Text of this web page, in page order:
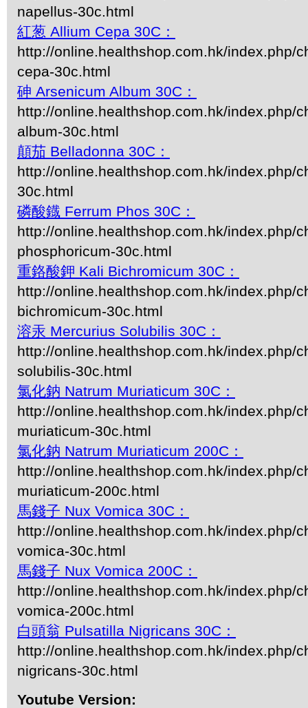
napellus-30c.html
紅葱 Allium Cepa 30C：
http://online.healthshop.com.hk/index.php/
cepa-30c.html
砷 Arsenicum Album 30C：
http://online.healthshop.com.hk/index.php/
album-30c.html
顛茄 Belladonna 30C：
http://online.healthshop.com.hk/index.php/
30c.html
磷酸鐡 Ferrum Phos 30C：
http://online.healthshop.com.hk/index.php/
phosphoricum-30c.html
重鉻酸鉀 Kali Bichromicum 30C：
http://online.healthshop.com.hk/index.php/
bichromicum-30c.html
溶汞 Mercurius Solubilis 30C：
http://online.healthshop.com.hk/index.php/
solubilis-30c.html
氯化鈉 Natrum Muriaticum 30C：
http://online.healthshop.com.hk/index.php/
muriaticum-30c.html
氯化鈉 Natrum Muriaticum 200C：
http://online.healthshop.com.hk/index.php/
muriaticum-200c.html
馬錢子 Nux Vomica 30C：
http://online.healthshop.com.hk/index.php/
vomica-30c.html
馬錢子 Nux Vomica 200C：
http://online.healthshop.com.hk/index.php/
vomica-200c.html
白頭翁 Pulsatilla Nigricans 30C：
http://online.healthshop.com.hk/index.php/
nigricans-30c.html
Youtube Version: